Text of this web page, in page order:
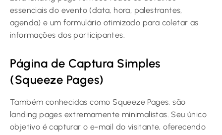
essenciais do evento (data, hora, palestrantes,
agenda) e um formulário otimizado para coletar as
informações dos participantes.
Página de Captura Simples
(Squeeze Pages)
Também conhecidas como Squeeze Pages, são
landing pages extremamente minimalistas. Seu único
objetivo é capturar o e-mail do visitante, oferecendo